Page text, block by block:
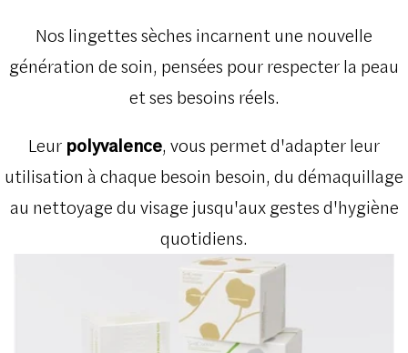
Nos lingettes sèches incarnent une nouvelle
génération de soin, pensées pour respecter la peau
et ses besoins réels.
Leur polyvalence, vous permet d'adapter leur
utilisation à chaque besoin besoin, du démaquillage
au nettoyage du visage jusqu'aux gestes d'hygiène
quotidiens.